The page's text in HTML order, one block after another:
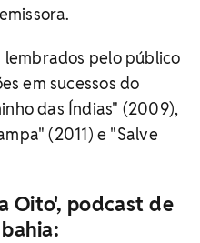
lembrados pelo público
em sucessos do
das Índias" (2009),
(2011) e "Salve
Oito', podcast de